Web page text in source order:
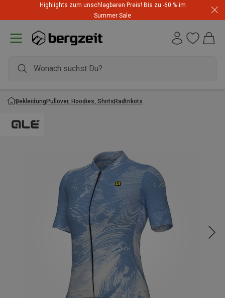
Highlights zum unschlagbaren Preis! Bis zu -60 % im
Summer Sale
BekleidungPullover, Hoodies, ShirtsRadtrikots